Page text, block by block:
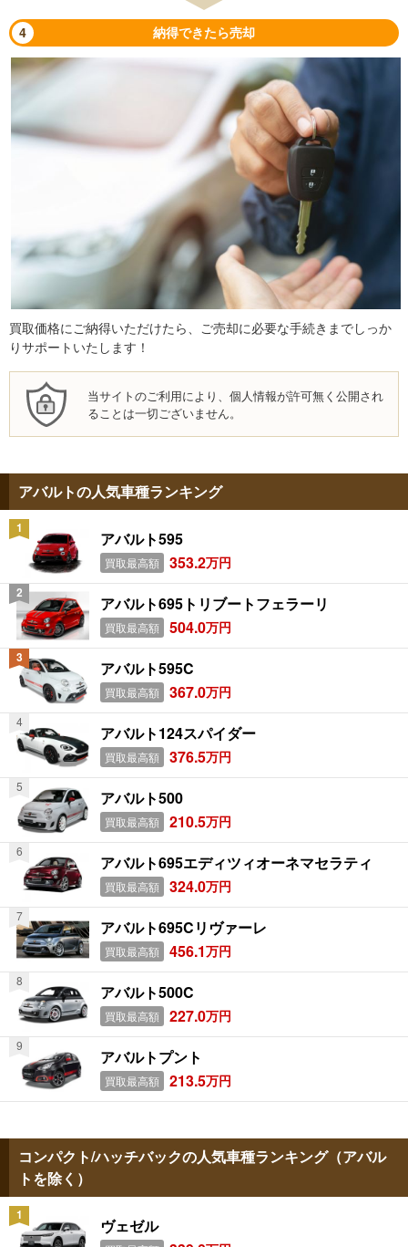
4 納得できたら売却
買取価格にご納得いただけたら、ご売却に必要な手続きまでしっか
りサポートいたします！
当サイトのご利用により、個人情報が許可無く公開され
ることは一切ございません。
アバルトの人気車種ランキング
アバルト595
買取最高額 353.2万円
アバルト695トリブートフェラーリ
買取最高額 504.0万円
アバルト595C
買取最高額 367.0万円
アバルト124スパイダー
買取最高額 376.5万円
アバルト500
買取最高額 210.5万円
アバルト695エディツィオーネマセラティ
買取最高額 324.0万円
アバルト695Cリヴァーレ
買取最高額 456.1万円
アバルト500C
買取最高額 227.0万円
アバルトプント
買取最高額 213.5万円
コンパクト/ハッチバックの人気車種ランキング（アバル
トを除く）
ヴェゼル